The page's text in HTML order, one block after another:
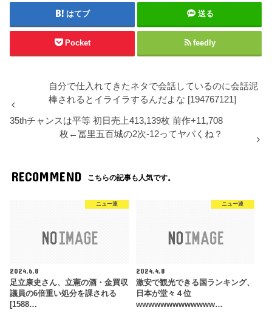
はてブ 送る
Pocket feedly
自分で仕入れてきたネタで会話しているのに会話泥
棒されるとイライラするんだよな [194767121]
35thチャンスは平等 初日売上413,139枚 前作+11,708
枚←冨里五百城の2次-12ってヤバくね？
RECOMMEND こちらの記事も人気です。
ニュー速
2024.6.8
足立康史さん、立憲の酒・金買収
議員の6倍重い処分を課される
[1588…
ニュー速
2024.4.8
激安で観光できる国ランキング、
日本が堂々４位
wwwwwwwwwwwww…